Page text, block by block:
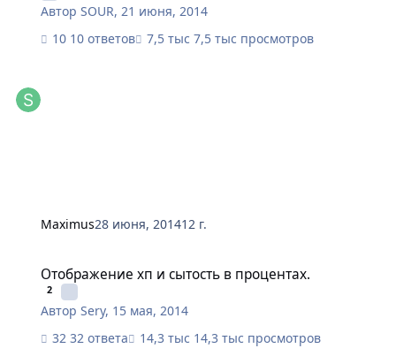
АвторSOUR,21 июня, 2014
10 ответов
7,5 тыс просмотров
Maximus28 июня, 201412 г.
Отображение хп и сытость в процентах.
2
АвторSery, 15 мая, 2014
32 ответа
14,3 тыс просмотров